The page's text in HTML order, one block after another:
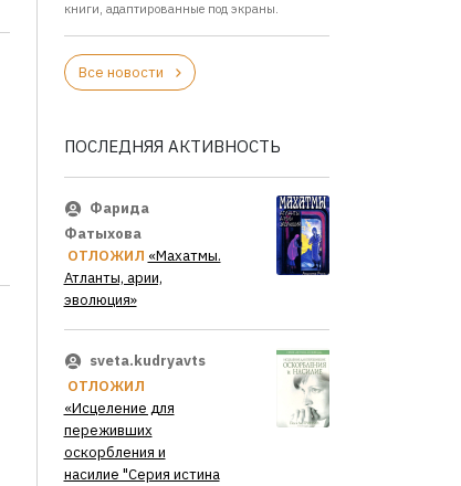
книги, адаптированные под экраны.
Все новости
ПОСЛЕДНЯЯ АКТИВНОСТЬ
Фарида
Фатыхова
ОТЛОЖИЛ «Махатмы.
Атланты, арии,
эволюция»
sveta.kudryavts
ОТЛОЖИЛ
«Исцеление для
переживших
оскорбления и
насилие "Серия истина